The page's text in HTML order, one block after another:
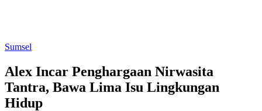
Sumsel
Alex Incar Penghargaan Nirwasita
Tantra, Bawa Lima Isu Lingkungan
Hidup